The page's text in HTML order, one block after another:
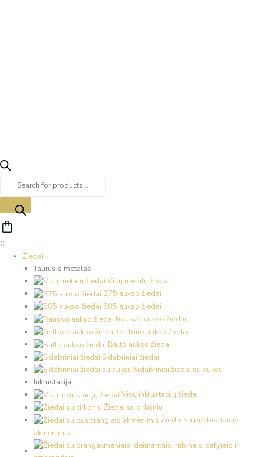
0
Žiedai
Taurusis metalas
Visų metalų žiedai
375 aukso žiedai
585 aukso žiedai
Rausvo aukso žiedai
Geltono aukso žiedai
Balto aukso žiedai
Sidabriniai žiedai
Sidabriniai žiedai su auksu
Inkrustacija
Visų inkrustacijų žiedai
Žiedai su cirkoniu
Žiedai su pusbrangiais
akmenimis